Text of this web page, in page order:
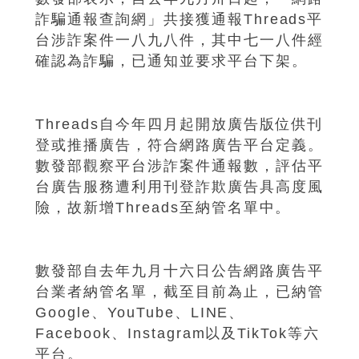
詐騙通報查詢網」共接獲通報Threads平
台涉詐案件一八九八件，其中七一八件經
確認為詐騙，已通知並要求平台下架。
Threads自今年四月起開放廣告版位供刊
登或推播廣告，符合網路廣告平台定義。
數發部觀察平台涉詐案件通報數，評估平
台廣告服務遭利用刊登詐欺廣告具高度風
險，故新增Threads至納管名單中。
數發部自去年九月十六日公告網路廣告平
台業者納管名單，截至目前為止，已納管
Google、YouTube、LINE、
Facebook、Instagram以及TikTok等六
平台。